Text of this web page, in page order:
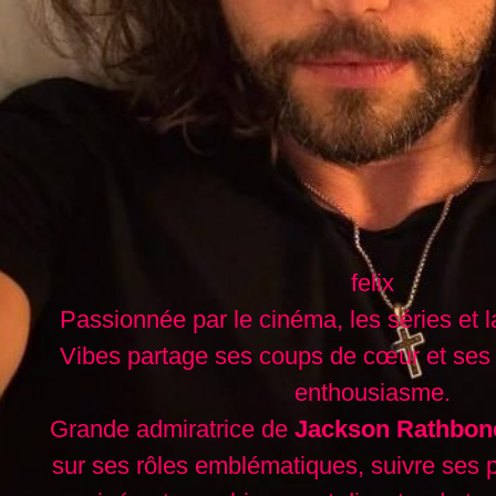
felix
Passionnée par le cinéma, les séries et
Vibes partage ses coups de cœur et
enthousiasme.
Grande admiratrice de Jackson
sur ses rôles emblématiques, suivre ses